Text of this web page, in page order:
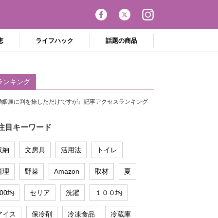
ライフハック 話題の商品
ンキング
姻届に判を捺しただけですが』記事アクセスランキング
目キーワード
納 文房具 活用法 トイレ
理 野菜 Amazon 取材 夏
均 セリア 洗濯 １００均
イス 保冷剤 冷凍食品 冷蔵庫